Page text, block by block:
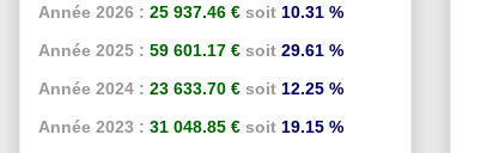
Année 2026 : 25 937.46 € soit 10.31 %
Année 2025 : 59 601.17 € soit 29.61 %
Année 2024 : 23 633.70 € soit 12.25 %
Année 2023 : 31 048.85 € soit 19.15 %